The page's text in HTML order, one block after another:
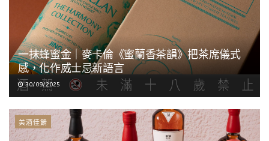
一抹蜂蜜金｜麥卡倫《蜜蘭香茶韻》把茶席儀式
感，化作威士忌新語言
30/09/2025
美酒佳餚